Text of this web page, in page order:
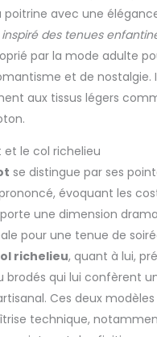
poitrine avec une
des tenues
par la mode adulte
et de nostalgie.
aux tissus légers
et le col richelieu
se distingue par ses
évoquant les
une dimension
pour une tenue de
richelieu, quant à lui,
brodés qui lui confèrent
Ces deux
technique,